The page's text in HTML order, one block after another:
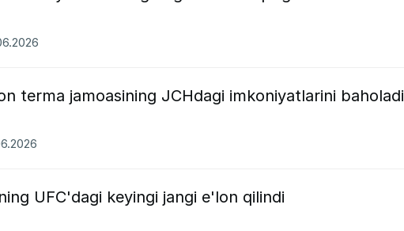
terma jamoasining JCHdagi imkoniyatlarini baholadi
UFC'dagi keyingi jangi e'lon qilindi